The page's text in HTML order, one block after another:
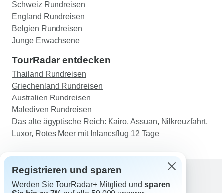
Schweiz Rundreisen
England Rundreisen
Belgien Rundreisen
Junge Erwachsene
TourRadar entdecken
Thailand Rundreisen
Griechenland Rundreisen
Australien Rundreisen
Malediven Rundreisen
Das alte ägyptische Reich: Kairo, Assuan, Nilkreuzfahrt,
Luxor, Rotes Meer mit Inlandsflug 12 Tage
Support
Registrieren und sparen
Werden Sie TourRadar+ Mitglied und sparen